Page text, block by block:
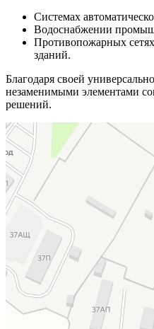
Системах
Водоснабжении
Противопожарных
зданий.
Благодаря своей
незаменимыми элементами
решений.